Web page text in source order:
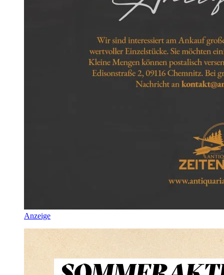
Anzeige